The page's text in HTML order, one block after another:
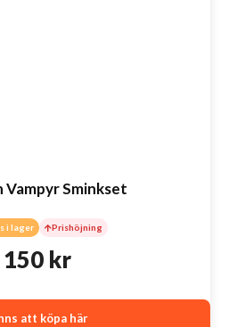
Vampyr Sminkset
i lager Prishöjning
150 kr
att köpa här